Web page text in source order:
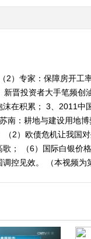
[
2）专家：保障房开工
晋投资者大手笔频创
在积累； 3、2011中
南：耕地与建设用地博
2）欧债危机让我国
； （6）国际白银价
控见效。 （本视频为